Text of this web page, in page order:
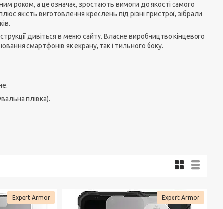
роком, а це означає, зростають вимоги до якості самого
якість виготовлення креслень під різні пристрої, зібрали
дивіться в меню сайту. Власне виробництво кінцевого
смартфонів як екрану, так і тильного боку.
плівка).
Expert Armor Expert Armor